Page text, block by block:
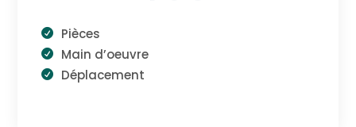
Pièces
Main d’oeuvre
Déplacement